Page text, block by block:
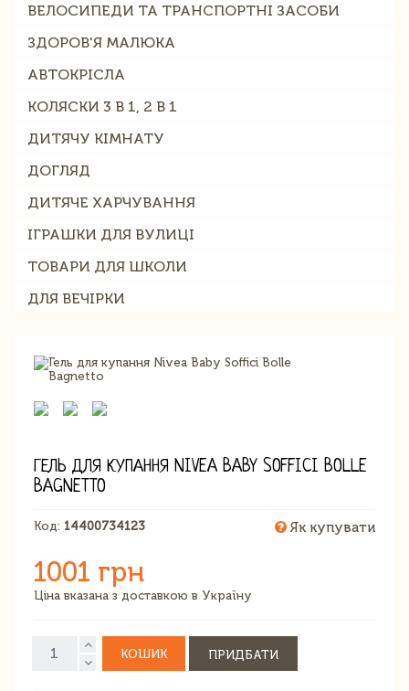
ВЕЛОСИПЕДИ ТА ТРАНСПОРТНІ ЗАСОБИ
ЗДОРОВ'Я МАЛЮКА
АВТОКРІСЛА
КОЛЯСКИ 3 В 1, 2 В 1
ДИТЯЧУ КІМНАТУ
ДОГЛЯД
ДИТЯЧЕ ХАРЧУВАННЯ
ІГРАШКИ ДЛЯ ВУЛИЦІ
ТОВАРИ ДЛЯ ШКОЛИ
ДЛЯ ВЕЧІРКИ
ГЕЛЬ ДЛЯ КУПАННЯ NIVEA BABY SOFFICI BOLLE
BAGNETTO
Код: 14400734123 Як купувати
1001 грн
Ціна вказана з доставкою в Україну
КОШИК ПРИДБАТИ